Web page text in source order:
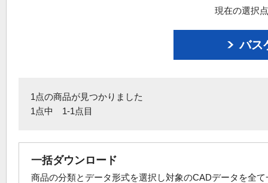
現在の選択
バス
1点の商品が見つかりました
1点中 1-1点目
一括ダウンロード
商品の分類とデータ形式を選択し対象のCADデータを全